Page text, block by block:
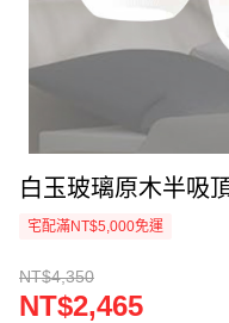
白玉玻璃原木半吸
宅配滿NT$5,000免運
NT$4,350
NT$2,465